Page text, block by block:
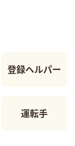
登録ヘルパー
運転手